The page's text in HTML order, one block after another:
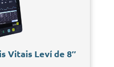
Vitais Leví de 8″